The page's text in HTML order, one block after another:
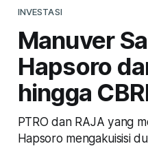
INVESTASI
Manuver
Hapsoro
hingga
PTRO dan RAJA yang
Hapsoro mengakuisisi